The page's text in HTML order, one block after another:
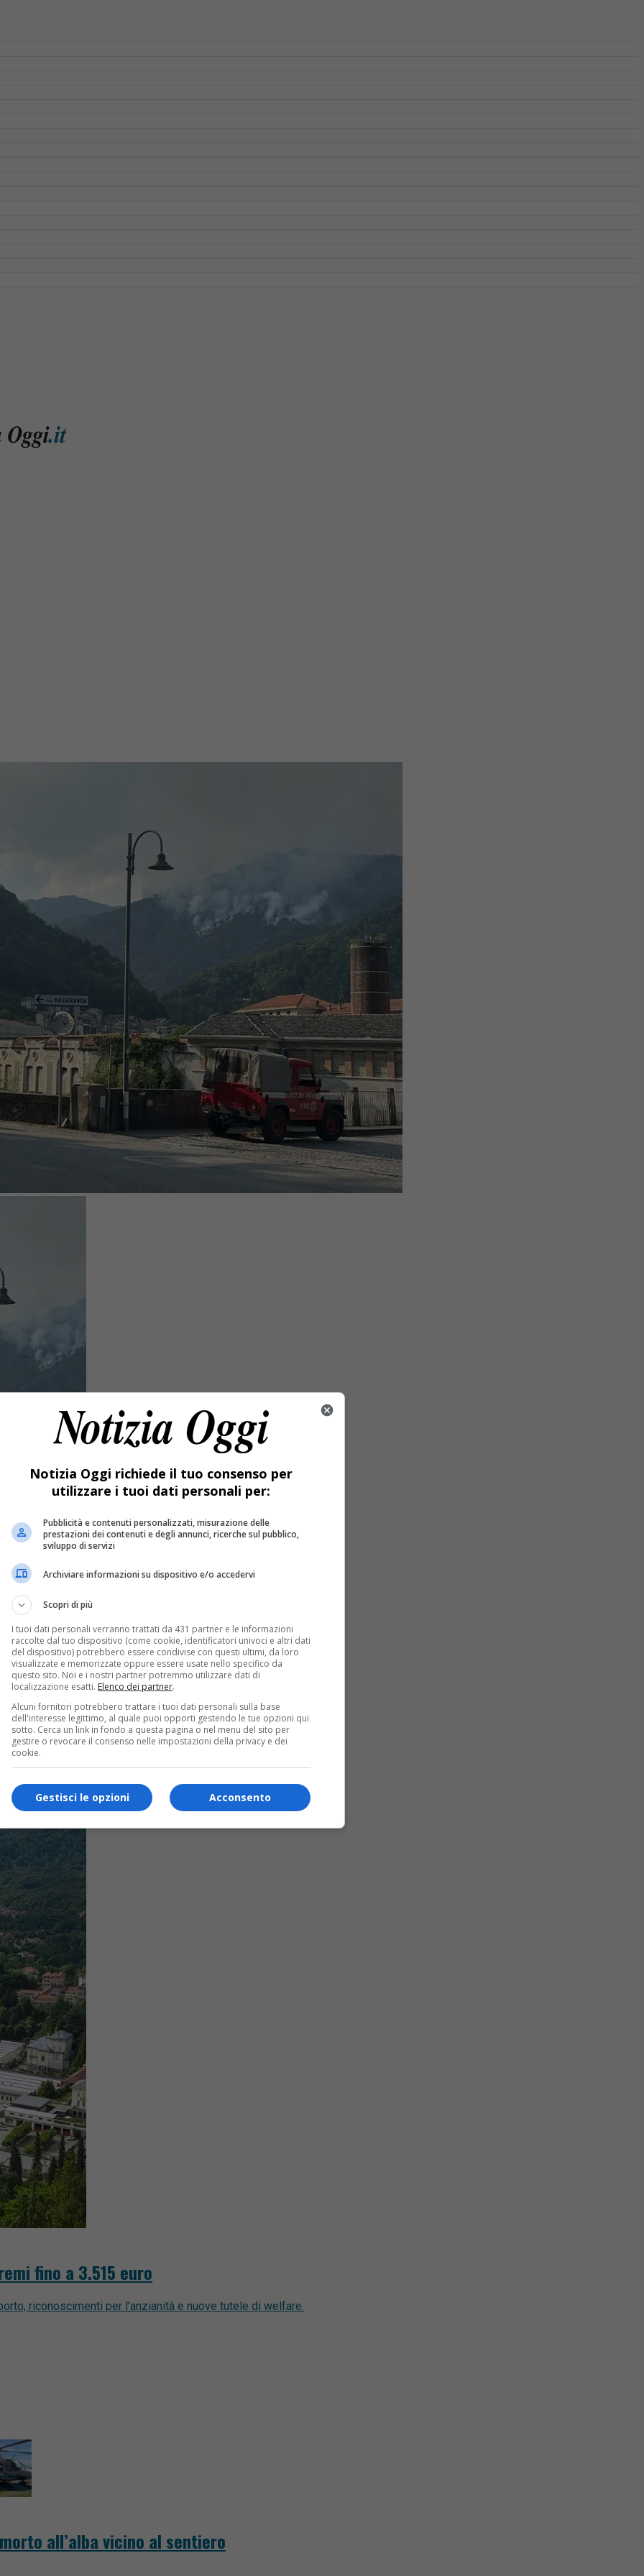
per la notte
i versanti, ma il rogo avanza. Vietato l'accesso sulle...
fino a 3.515 euro
riconoscimenti per l’anzianità e nuove tutele di welfare.
all’alba vicino al sentiero
Notizia Oggi richiede il tuo consenso per
utilizzare i tuoi dati personali per:
Pubblicità e contenuti personalizzati, misurazione delle
prestazioni dei contenuti e degli annunci, ricerche sul pubblico,
sviluppo di servizi
Archiviare informazioni su dispositivo e/o accedervi
Scopri di più
I tuoi dati personali verranno trattati da 431 partner e le informazioni
raccolte dal tuo dispositivo (come cookie, identificatori univoci e altri dati
del dispositivo) potrebbero essere condivise con questi ultimi, da loro
visualizzate e memorizzate oppure essere usate nello specifico da
questo sito. Noi e i nostri partner potremmo utilizzare dati di
localizzazione esatti. Elenco dei partner.
Alcuni fornitori potrebbero trattare i tuoi dati personali sulla base
dell'interesse legittimo, al quale puoi opporti gestendo le tue opzioni qui
sotto. Cerca un link in fondo a questa pagina o nel menu del sito per
gestire o revocare il consenso nelle impostazioni della privacy e dei
cookie.
Acconsento
Gestisci le opzioni